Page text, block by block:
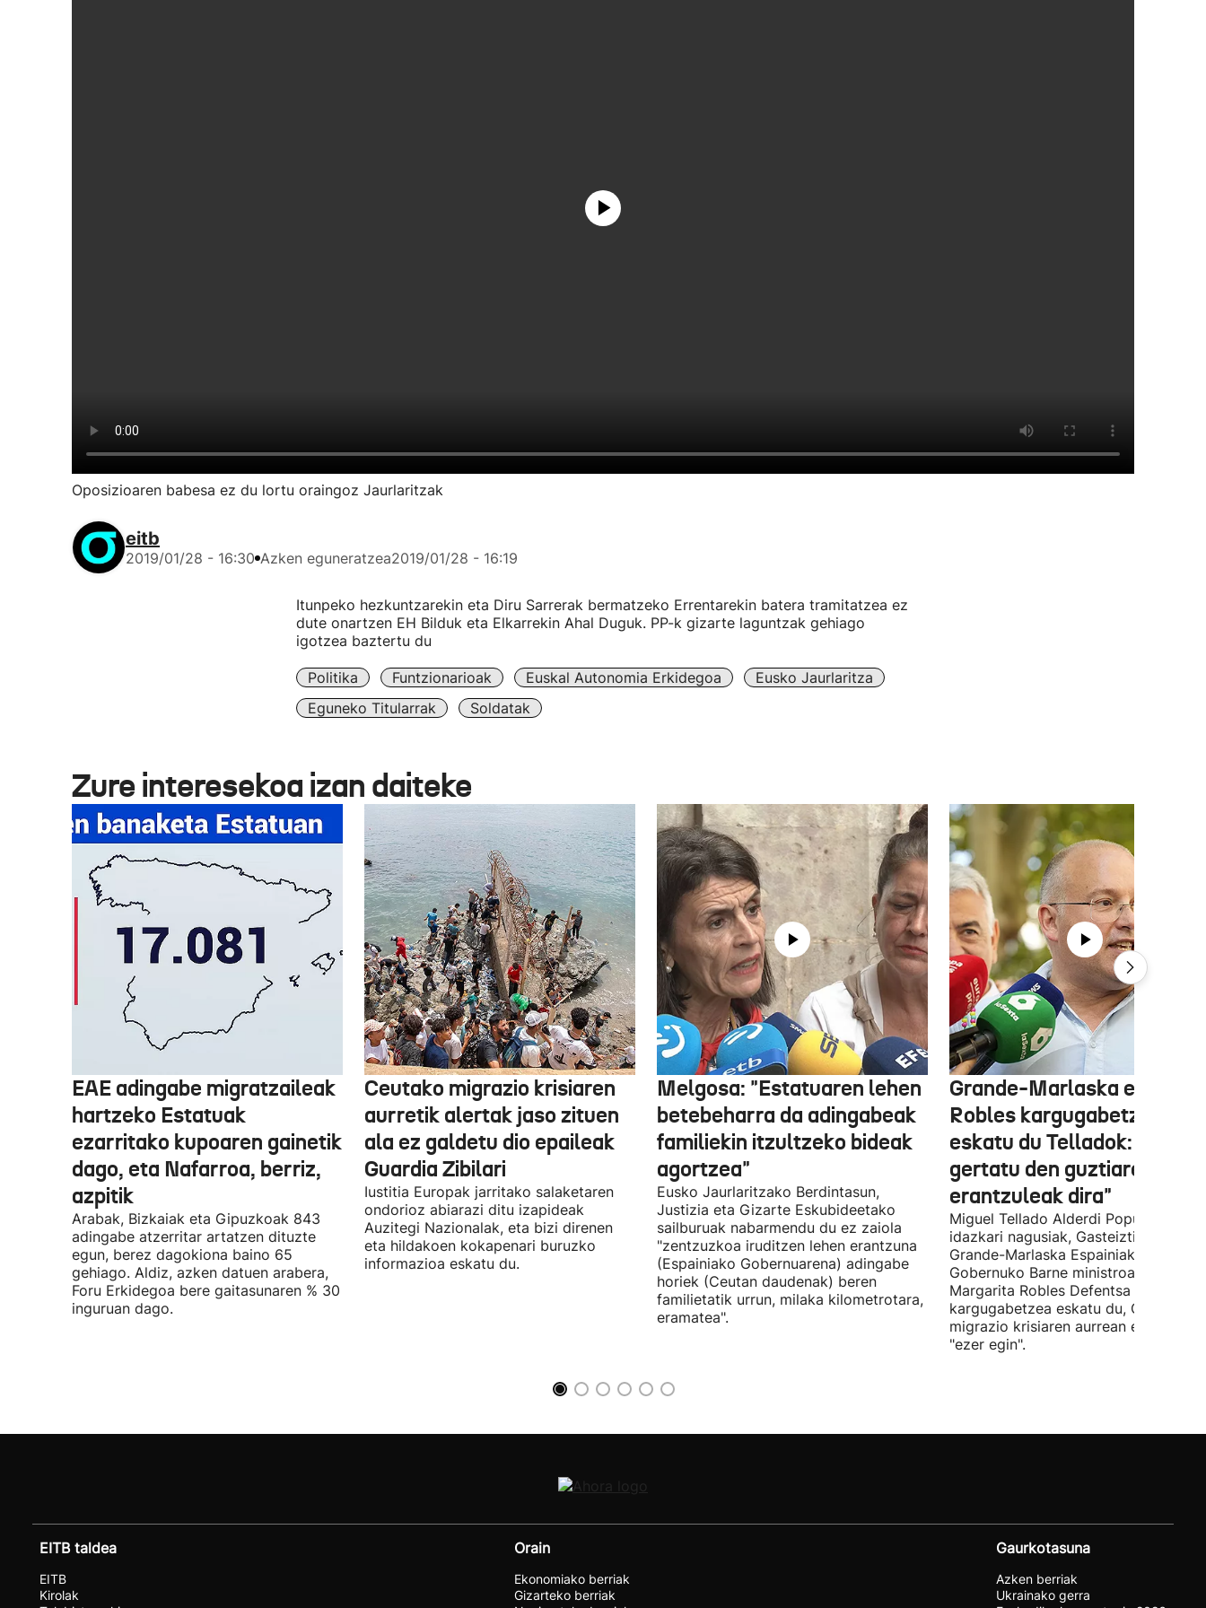
Oposizioaren babesa ez du lortu oraingoz Jaurlaritzak
eitb
2019/01/28 - 16:30 Azken eguneratzea2019/01/28 - 16:19
Itunpeko hezkuntzarekin eta Diru Sarrerak bermatzeko Errentarekin batera tramitatzea ez
dute onartzen EH Bilduk eta Elkarrekin Ahal Duguk. PP-k gizarte laguntzak gehiago
igotzea baztertu du
Politika Funtzionarioak Euskal Autonomia Erkidegoa
Eusko Jaurlaritza
Eguneko Titularrak
Soldatak
Zure interesekoa izan daiteke
EAE adingabe migratzaileak
hartzeko Estatuak
ezarritako kupoaren gainetik
dago, eta Nafarroa, berriz,
azpitik
Arabak, Bizkaiak eta Gipuzkoak 843
adingabe atzerritar artatzen dituzte
egun, berez dagokiona baino 65
gehiago. Aldiz, azken datuen arabera,
Foru Erkidegoa bere gaitasunaren % 30
inguruan dago.
Ceutako migrazio krisiaren
aurretik alertak jaso zituen
ala ez galdetu dio epaileak
Guardia Zibilari
Iustitia Europak jarritako salaketaren
ondorioz abiarazi ditu izapideak
Auzitegi Nazionalak, eta bizi direnen
eta hildakoen kokapenari buruzko
informazioa eskatu du.
Melgosa: "Estatuaren lehen
betebeharra da adingabeak
familiekin itzultzeko bideak
agortzea"
Eusko Jaurlaritzako Berdintasun,
Justizia eta Gizarte Eskubideetako
sailburuak nabarmendu du ez zaiola
"zentzuzkoa iruditzen lehen erantzuna
(Espainiako Gobernuarena) adingabe
horiek (Ceutan daudenak) beren
familietatik urrun, milaka kilometrotara,
eramatea".
Grande-Marlaska eta
Robles kargugabetzea
eskatu du Telladok:
gertatu den guztiaren
erantzuleak dira"
Miguel Tellado Alderdi Popularraren
idazkari nagusiak, Gasteiztik,
Grande-Marlaska Espainiako
Gobernuko Barne ministroa eta
Margarita Robles Defentsa ministroa
kargugabetzea eskatu du, Ceutako
migrazio krisiaren aurrean ez
"ezer egin".
EITB taldea
EITB
Kirolak
Orain
Ekonomiako berriak
Gizarteko berriak
Gaurkotasuna
Azken berriak
Ukrainako gerra